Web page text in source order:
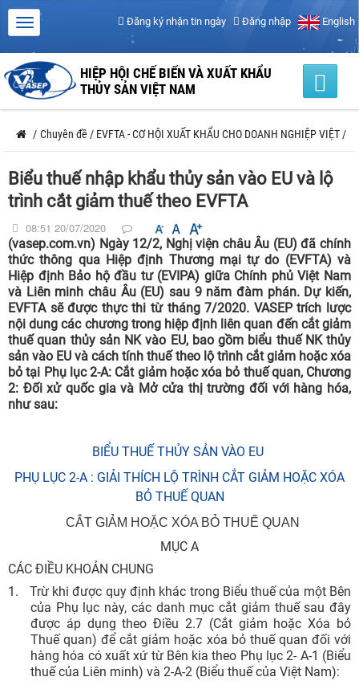
Đăng ký nhận tin ngày Đăng nhập English
HIỆP HỘI CHẾ BIẾN VÀ XUẤT KHẨU
THỦY SẢN VIỆT NAM
/ Chuyên đề / EVFTA - CƠ HỘI XUẤT KHẨU CHO DOANH NGHIỆP VIỆT /
Biểu thuế nhập khẩu thủy sản vào EU và lộ
trình cắt giảm thuế theo EVFTA
08:51 20/07/2020
(vasep.com.vn) Ngày 12/2, Nghị viện châu Âu (EU) đã chính
thức thông qua Hiệp định Thương mại tự do (EVFTA) và
Hiệp định Bảo hộ đầu tư (EVIPA) giữa Chính phủ Việt Nam
và Liên minh châu Âu (EU) sau 9 năm đàm phán. Dự kiến,
EVFTA sẽ được thực thi từ tháng 7/2020. VASEP trích lược
nội dung các chương trong hiệp định liên quan đến cắt giảm
thuế quan thủy sản NK vào EU, bao gồm biểu thuế NK thủy
sản vào EU và cách tính thuế theo lộ trình cắt giảm hoặc xóa
bỏ tại Phụ lục 2-A: Cắt giảm hoặc xóa bỏ thuế quan, Chương
2: Đối xử quốc gia và Mở cửa thị trường đối với hàng hóa,
như sau:
BIỂU THUẾ THỦY SẢN VÀO EU
PHỤ LỤC 2-A : GIẢI THÍCH LỘ TRÌNH CẮT GIẢM HOẶC XÓA
BỎ THUẾ QUAN
CẮT GIẢM HOẶC XÓA BỎ THUẾ QUAN
MỤC A
CÁC ĐIỀU KHOẢN CHUNG
1.
Trừ khi được quy định khác trong Biểu thuế của một Bên
của Phụ lục này, các danh mục cắt giảm thuế sau đây
được áp dụng theo Điều 2.7 (Cắt giảm hoặc Xóa bỏ
Thuế quan) để cắt giảm hoặc xóa bỏ thuế quan đối với
hàng hóa có xuất xứ từ Bên kia theo Phụ lục 2- A-1 (Biểu
thuế của Liên minh) và 2-A-2 (Biểu thuế của Việt Nam):